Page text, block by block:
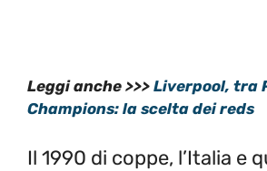
Leggi anche >>> Liverpool, tra
Champions: la scelta dei reds
Il 1990 di coppe, l’Italia e